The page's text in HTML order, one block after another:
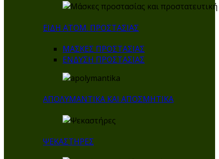
ΕΙΔΗ ΑΤΟΜ. ΠΡΟΣΤΑΣΙΑΣ
ΜΑΣΚΕΣ ΠΡΟΣΤΑΣΙΑΣ
ΕΝΔΥΣΗ ΠΡΟΣΤΑΣΙΑΣ
ΑΠΟΛΥΜΑΝΤΙΚΑ ΚΑΙ ΑΠΟΣΜΗΤΙΚΑ
ΨΕΚΑΣΤΗΡΕΣ